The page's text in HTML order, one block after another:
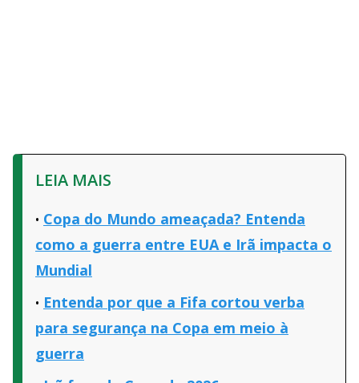
LEIA MAIS
Copa do Mundo ameaçada? Entenda
como a guerra entre EUA e Irã impacta o
Mundial
Entenda por que a Fifa cortou verba
para segurança na Copa em meio à
guerra